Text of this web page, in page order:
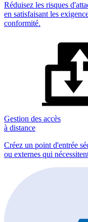
Réduisez les risques
en satisfaisant les
conformité.
Gestion des accès
à distance
Créez un point d'entrée
ou externes qui